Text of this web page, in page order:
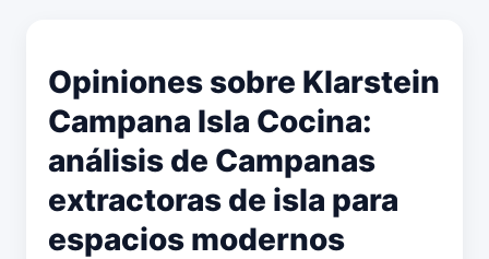
Opiniones sobre Klarstein
Campana Isla Cocina:
análisis de Campanas
extractoras de isla para
espacios modernos